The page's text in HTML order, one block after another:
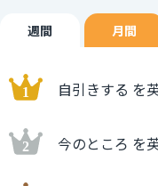
週間 月間
自引きする を
今のところ を